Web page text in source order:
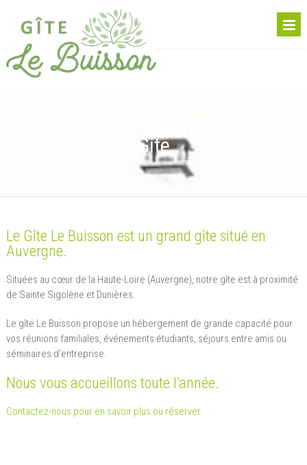
Gite
Le Gîte Le Buisson est un grand gîte situé en
Auvergne.
Situées au cœur de la Haute-Loire (Auvergne), notre gîte est à proximité
de Sainte Sigolène et Dunières.
Le gîte Le Buisson propose un hébergement de grande capacité pour
vos réunions familiales, événements étudiants, séjours entre amis ou
séminaires d’entreprise.
Nous vous accueillons toute l’année.
Contactez-nous pour en savoir plus ou réserver.